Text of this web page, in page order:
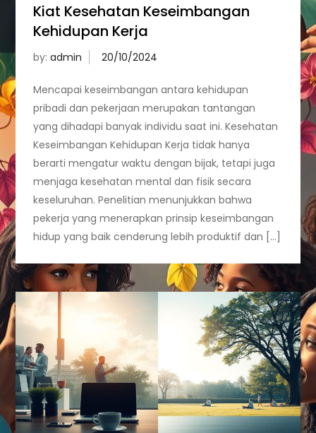
Kiat Kesehatan Keseimbangan
Kehidupan Kerja
by:admin
Mencapai keseimbangan antara kehidupan
pribadi dan pekerjaan merupakan tantangan
yang dihadapi banyak individu saat ini. Kesehatan
Keseimbangan Kehidupan Kerja tidak hanya
berarti mengatur waktu dengan bijak, tetapi juga
menjaga kesehatan mental dan fisik secara
keseluruhan. Penelitian menunjukkan bahwa
pekerja yang menerapkan prinsip keseimbangan
hidup yang baik cenderung lebih produktif dan […]